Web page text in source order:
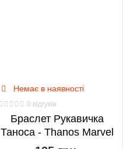
Немає в наявності
0 відгуків
Браслет Рукавичка
Таноса - Thanos Marvel